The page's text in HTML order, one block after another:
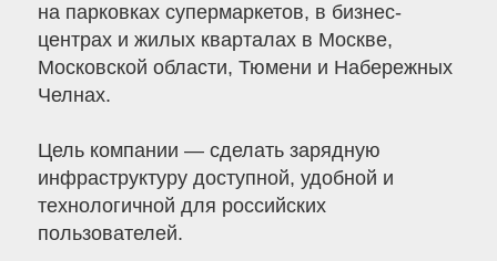
на парковках супермаркетов, в бизнес-
центрах и жилых кварталах в Москве,
Московской области, Тюмени и Набережных
Челнах.
Цель компании — сделать зарядную
инфраструктуру доступной, удобной и
технологичной для российских
пользователей.